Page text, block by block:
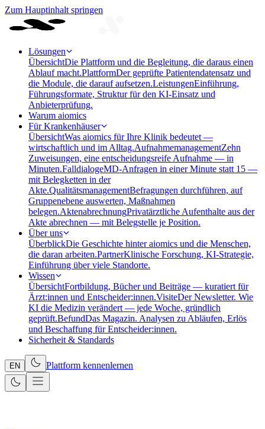
Zum Hauptinhalt springen
Lösungen
ÜbersichtDie Plattform und die Begleitung, die daraus einen
Ablauf macht.PlattformDer geprüfte Patientendatensatz und
die Module, die darauf aufsetzen.LeistungenEinführung,
Führungsformate, Struktur für den KI-Einsatz und
Anbieterprüfung.
Warum aiomics
Für Krankenhäuser
ÜbersichtWas aiomics für Ihre Klinik bedeutet —
wirtschaftlich und im Alltag.AufnahmemanagementZehn
Zuweisungen, eine entscheidungsreife Aufnahme — in
Minuten.FalldialogeMD-Anfragen in einer Minute statt 15 —
mit Belegketten in der
Akte.QualitätsmanagementBefragungen durchführen, auf
Gruppenebene auswerten, Maßnahmen
belegen.AktenabrechnungPrivatärztliche Aufenthalte aus der
Akte abrechnen — mit Belegstelle je Position.
Über uns
ÜberblickDie Geschichte hinter aiomics und die Menschen,
die daran arbeiten.PartnerKlinische Forschung, KI-Strategie,
Einführung über viele Standorte.
Wissen
ÜbersichtFortbildung, Bücher und Beiträge — kuratiert für
Ärzt:innen und Entscheider:innen.VisiteDer Newsletter. Wie
KI die Medizin verändert — jede Woche, gründlich
geprüft.BefundDas Magazin. Analysen zu Abläufen, Erlös
und Beschaffung für Entscheider:innen.
Sicherheit & Standards
EN Plattform kennenlernen